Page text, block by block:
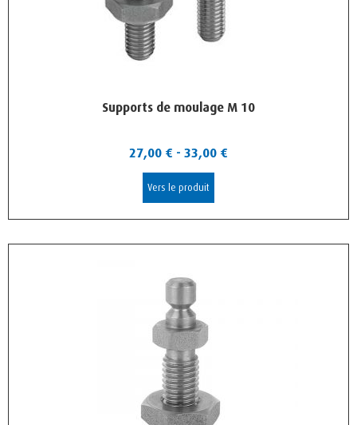
Supports de moulage M 10
27,00 € - 33,00 €
Vers le produit